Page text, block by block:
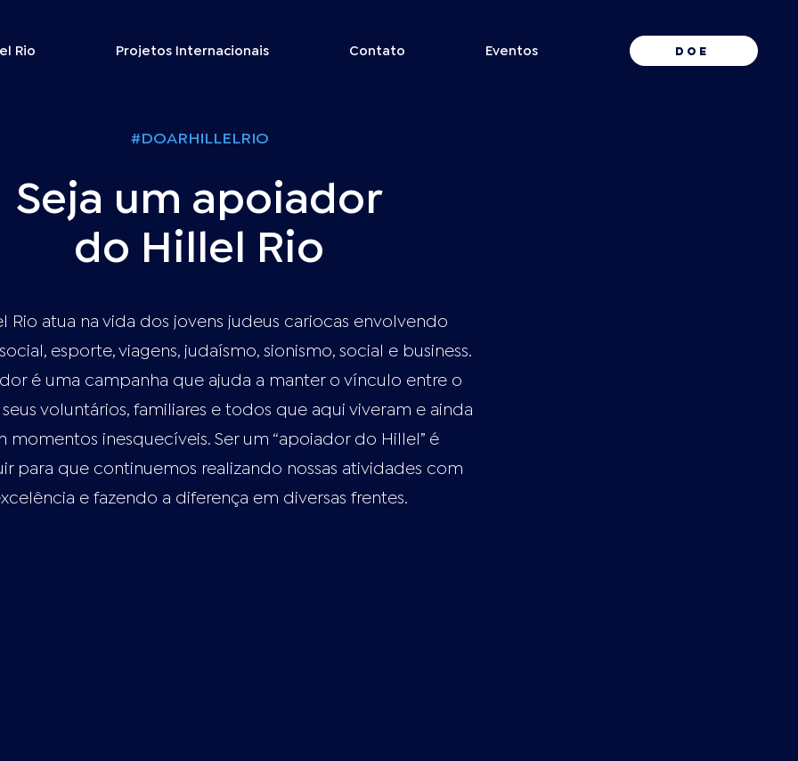
DOE
Rio Projetos Internacionais Contato Eventos
#DOARHILLELRIO
Seja um apoiador
do Hillel Rio
Rio atua na vida dos jovens judeus cariocas envolvendo
esporte, viagens, judaísmo, sionismo, social e business.
é uma campanha que ajuda a manter o vínculo entre o
seus voluntários, familiares e todos que aqui viveram e ainda
momentos inesquecíveis. Ser um “apoiador do Hillel” é
para que continuemos realizando nossas atividades com
e fazendo a diferença em diversas frentes.